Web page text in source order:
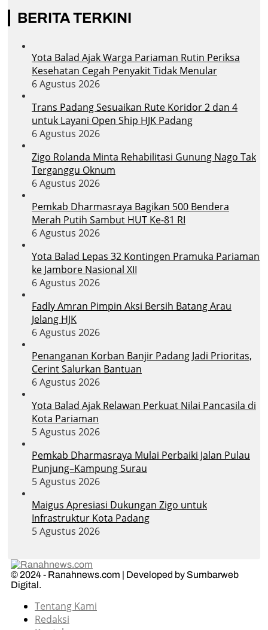
BERITA TERKINI
Yota Balad Ajak Warga Pariaman Rutin Periksa
Kesehatan Cegah Penyakit Tidak Menular
6 Agustus 2026
Trans Padang Sesuaikan Rute Koridor 2 dan 4
untuk Layani Open Ship HJK Padang
6 Agustus 2026
Zigo Rolanda Minta Rehabilitasi Gunung Nago Tak
Terganggu Oknum
6 Agustus 2026
Pemkab Dharmasraya Bagikan 500 Bendera
Merah Putih Sambut HUT Ke-81 RI
6 Agustus 2026
Yota Balad Lepas 32 Kontingen Pramuka Pariaman
ke Jambore Nasional XII
6 Agustus 2026
Fadly Amran Pimpin Aksi Bersih Batang Arau
Jelang HJK
6 Agustus 2026
Penanganan Korban Banjir Padang Jadi Prioritas,
Cerint Salurkan Bantuan
6 Agustus 2026
Yota Balad Ajak Relawan Perkuat Nilai Pancasila di
Kota Pariaman
5 Agustus 2026
Pemkab Dharmasraya Mulai Perbaiki Jalan Pulau
Punjung–Kampung Surau
5 Agustus 2026
Maigus Apresiasi Dukungan Zigo untuk
Infrastruktur Kota Padang
5 Agustus 2026
© 2024 - Ranahnews.com | Developed by Sumbarweb
Digital.
Tentang Kami
Redaksi